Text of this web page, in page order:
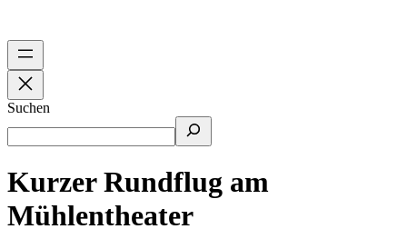
Suchen
Kurzer Rundflug am
Mühlentheater